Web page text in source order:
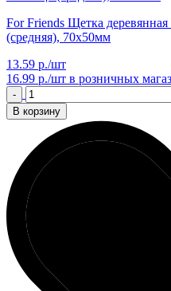
For Friends Щетка
(средняя), 70х50мм
13.59 р./шт
16.99 р./шт в розничных
-
В корзину